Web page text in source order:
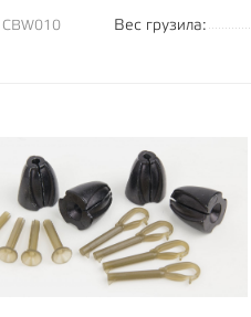
CBW010 Вес грузила: